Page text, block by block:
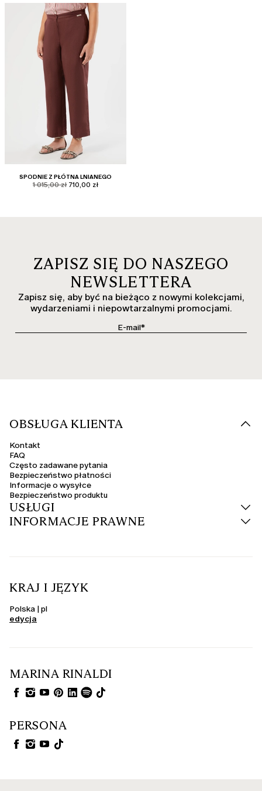
SPODNIE Z PŁÓTNA LNIANEGO
product.price.original
1 015,00 zł product.price.sale
710,00 zł
ZAPISZ SIĘ DO NASZEGO
NEWSLETTERA
Zapisz się, aby być na bieżąco z nowymi kolekcjami,
wydarzeniami i niepowtarzalnymi promocjami.
OBSŁUGA KLIENTA
Kontakt
FAQ
Często zadawane pytania
Bezpieczeństwo płatności
Informacje o wysyłce
Bezpieczeństwo produktu
USŁUGI
INFORMACJE PRAWNE
KRAJ I JĘZYK
Polska | pl
edycja
MARINA RINALDI
PERSONA